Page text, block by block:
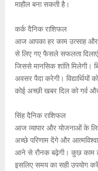
माहौल बना सकती है।
कर्क दैनिक राशिफल
आज आपका हर काम उत्साह और
से लिए गए फैसले सफलता
जिससे मानसिक शांति
अवसर पैदा करेगी।
कोई अच्छी खबर दिल को गर्व
सिंह दैनिक राशिफल
आज व्यापार और योजनाओं के
अच्छे परिणाम देंगे और
आने से रौनक बढ़ेगी। कुछ काम
इसलिए समय का सही उपयोग